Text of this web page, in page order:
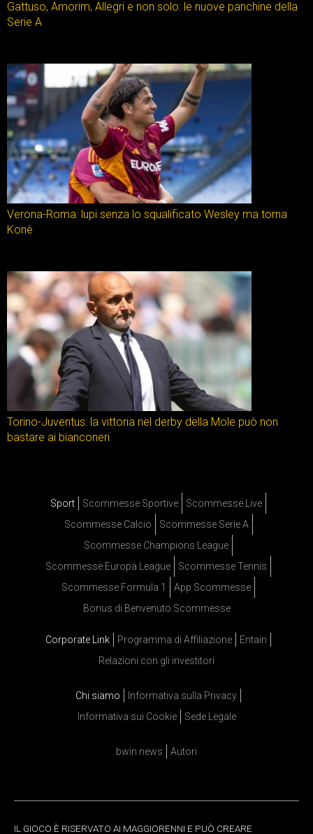
Gattuso, Amorim, Allegri e non solo: le nuove panchine della
Serie A
Verona-Roma: lupi senza lo squalificato Wesley ma torna
Konè
Torino-Juventus: la vittoria nel derby della Mole può non
bastare ai bianconeri
Sport Scommesse Sportive
Scommesse Live
Scommesse Calcio
Scommesse Serie A
Scommesse Champions League
Scommesse Europa League
Scommesse Tennis
Scommesse Formula 1
App Scommesse
Bonus di Benvenuto Scommesse
Corporate Link Programma di Affiliazione
Entain
Relazioni con gli investitori
Chi siamo
Informativa sulla Privacy
Informativa sui Cookie
Sede Legale
bwin news Autori
IL GIOCO È RISERVATO AI MAGGIORENNI E PUÒ CREARE